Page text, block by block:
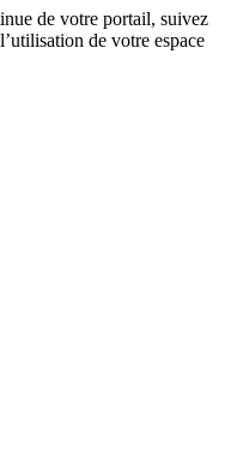
de votre portail, suivez
de votre espace